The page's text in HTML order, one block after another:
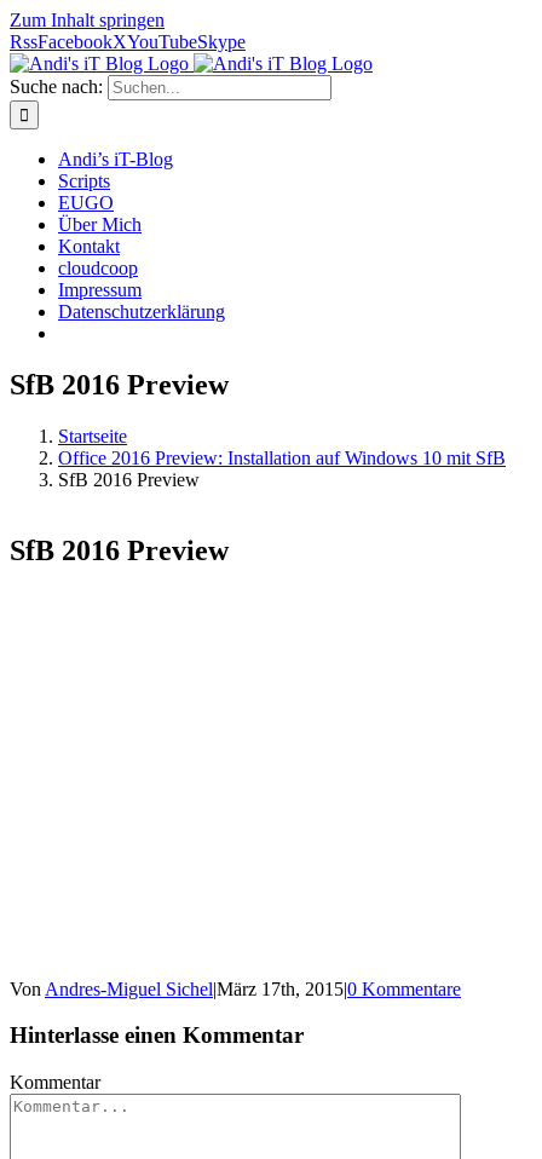
Zum Inhalt springen
RssFacebookXYouTubeSkype
Suche nach:
Andi’s iT-Blog
Scripts
EUGO
Über Mich
Kontakt
cloudcoop
Impressum
Datenschutzerklärung
SfB 2016 Preview
Startseite
Office 2016 Preview: Installation auf Windows 10 mit SfB
SfB 2016 Preview
SfB 2016 Preview
Von Andres-Miguel Sichel|März 17th, 2015|0 Kommentare
Hinterlasse einen Kommentar
Kommentar